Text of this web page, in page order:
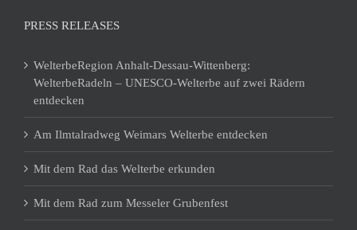
PRESS RELEASES
WelterbeRegion Anhalt-Dessau-Wittenberg:
WelterbeRadeln – UNESCO-Welterbe auf zwei Rädern
entdecken
Am Ilmtalradweg Weimars Welterbe entdecken
Mit dem Rad das Welterbe erkunden
Mit dem Rad zum Messeler Grubenfest